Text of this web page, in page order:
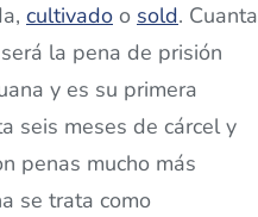
cultivado o sold. Cuanta
la pena de prisión
y es su primera
seis meses de cárcel y
penas mucho más
se trata como